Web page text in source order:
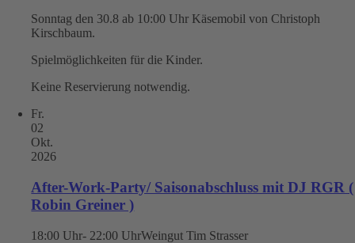
Sonntag den 30.8 ab 10:00 Uhr Käsemobil von Christoph
Kirschbaum.
Spielmöglichkeiten für die Kinder.
Keine Reservierung notwendig.
Fr.
02
Okt.
2026
After-Work-Party/ Saisonabschluss mit DJ RGR (
Robin Greiner )
18:00 Uhr- 22:00 UhrWeingut Tim Strasser